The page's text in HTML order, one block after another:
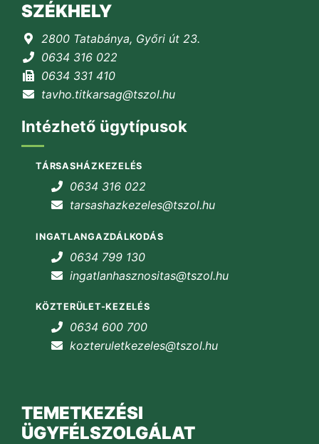
SZÉKHELY
2800 Tatabánya, Győri út 23.
0634 316 022
0634 331 410
tavho.titkarsag@tszol.hu
Intézhető ügytípusok
TÁRSASHÁZKEZELÉS
0634 316 022
tarsashazkezeles@tszol.hu
INGATLANGAZDÁLKODÁS
0634 799 130
ingatlanhasznositas@tszol.hu
KÖZTERÜLET-KEZELÉS
0634 600 700
kozteruletkezeles@tszol.hu
TEMETKEZÉSI
ÜGYFÉLSZOLGÁLAT